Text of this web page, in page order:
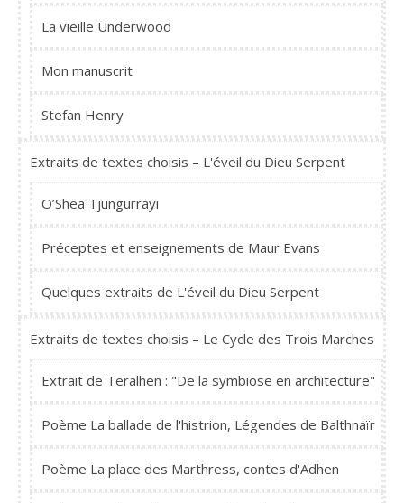
La vieille Underwood
Mon manuscrit
Stefan Henry
Extraits de textes choisis – L'éveil du Dieu Serpent
O’Shea Tjungurrayi
Préceptes et enseignements de Maur Evans
Quelques extraits de L'éveil du Dieu Serpent
Extraits de textes choisis – Le Cycle des Trois Marches
Extrait de Teralhen : "De la symbiose en architecture"
Poème La ballade de l'histrion, Légendes de Balthnaïr
Poème La place des Marthress, contes d'Adhen